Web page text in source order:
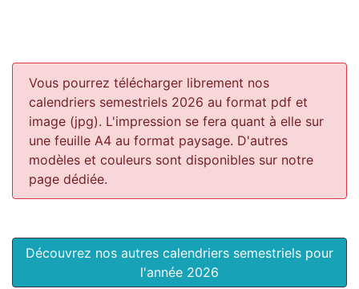
Vous pourrez télécharger librement nos
calendriers semestriels 2026 au format pdf et
image (jpg). L'impression se fera quant à elle sur
une feuille A4 au format paysage. D'autres
modèles et couleurs sont disponibles sur notre
page dédiée.
Découvrez nos autres calendriers semestriels pour
l'année 2026